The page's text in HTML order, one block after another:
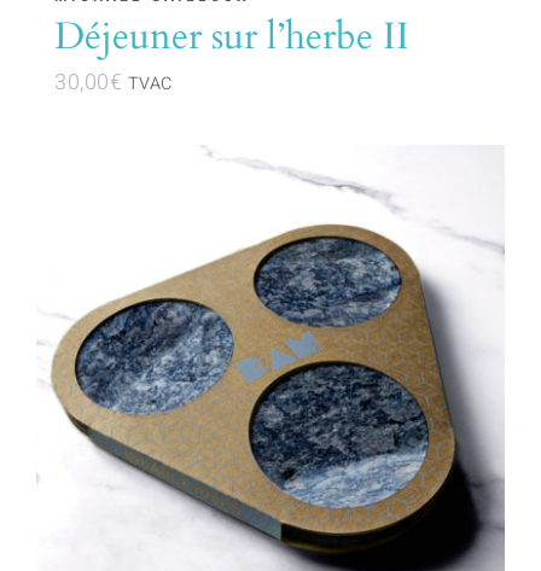
Déjeuner sur l’herbe II
30,00€ TVAC